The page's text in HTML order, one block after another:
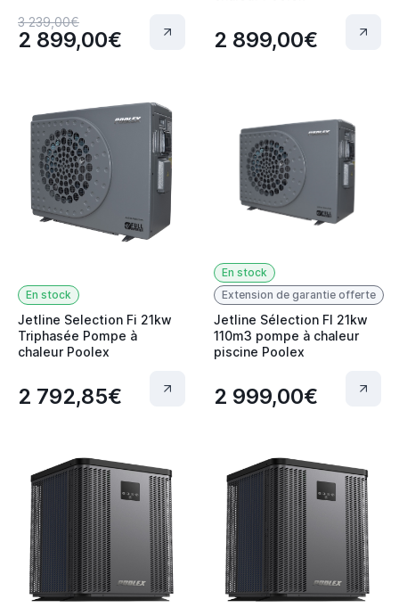
3 239,00€
2 899,00€ 2 899,00€
En stock
Jetline Selection Fi 21kw
Triphasée Pompe à
chaleur Poolex
2 792,85€
En stock
Extension de garantie offerte
Jetline Sélection FI 21kw
110m3 pompe à chaleur
piscine Poolex
2 999,00€